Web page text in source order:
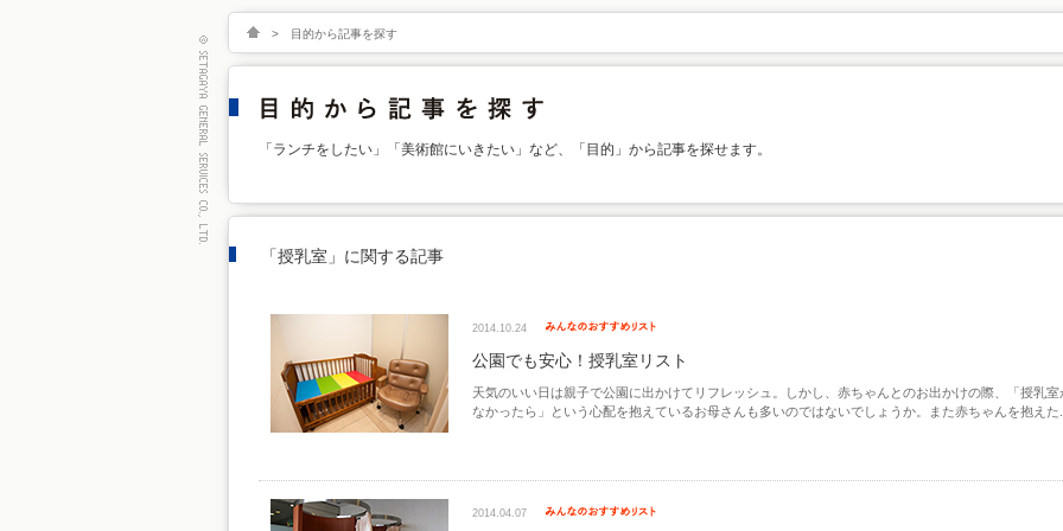
> 目的から記事を探す
「ランチをしたい」「美術館にいきたい」など、「目的」から記事を探せます。
「授乳室」に関する記事
2014.10.24
公園でも安心！授乳室リスト
天気のいい日は親子で公園に出かけてリフレッシュ。しかし、赤ちゃんとのお出かけの際、「授乳室
なかったら」という心配を抱えているお母さんも多いのではないでしょうか。また赤ちゃんを抱えた
2014.04.07